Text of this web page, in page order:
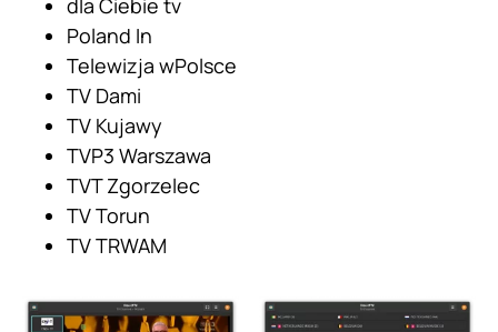
dla Ciebie tv
Poland In
Telewizja wPolsce
TV Dami
TV Kujawy
TVP3 Warszawa
TVT Zgorzelec
TV Torun
TV TRWAM